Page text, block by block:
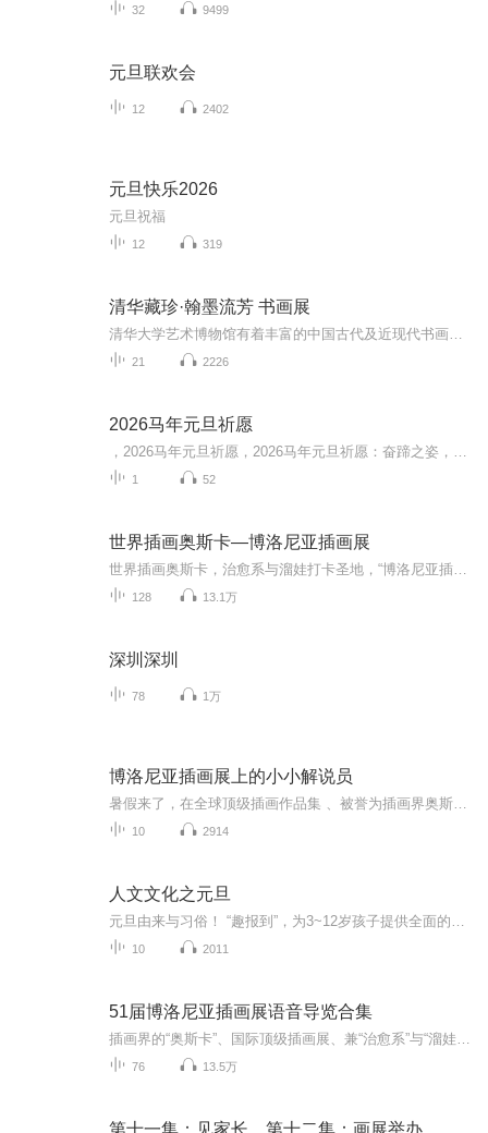
32 9499
元旦联欢会
12 2402
元旦快乐2026
元旦祝福
12 319
清华藏珍·翰墨流芳 书画展
21 2226
2026马年元旦祈愿
1 52
世界插画奥斯卡—博洛尼亚插画展
128 13.1万
深圳深圳
78 1万
博洛尼亚插画展上的小小解说员
10 2914
人文文化之元旦
10 2011
51届博洛尼亚插画展语音导览合集
76 13.5万
第十一集：见家长。第十二集：画展举办。